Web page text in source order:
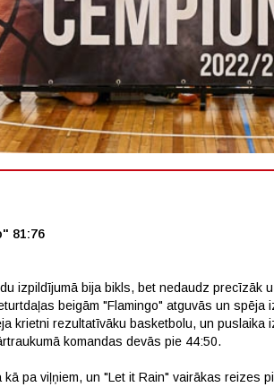
81:76
izpildījumā bija bikls, bet nedaudz precīzāk
beigām "Flamingo" atguvās un
krietni rezultatīvāku basketbolu, un puslaika
komandas devās pie 44:50.
pa viļņiem, un "Let it Rain" vairākas reizes